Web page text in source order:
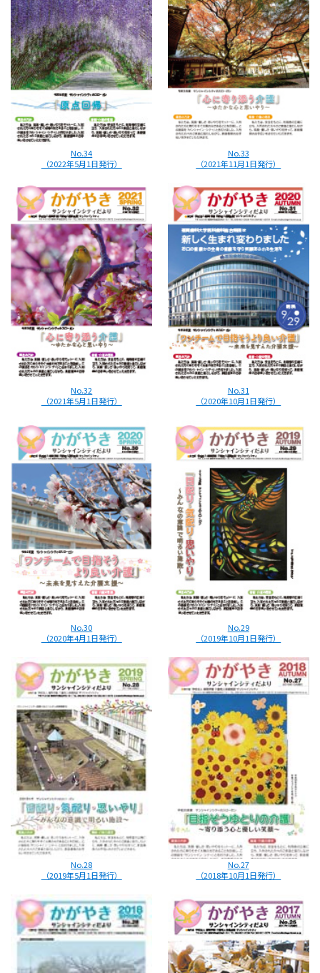
No.34
（2022年5月1日発行）
No.33
（2021年11月1日発行）
No.32
（2021年5月1日発行）
No.31
（2020年10月1日発行）
No.30
（2020年4月1日発行）
No.29
（2019年10月1日発行）
No.28
（2019年5月1日発行）
No.27
（2018年10月1日発行）